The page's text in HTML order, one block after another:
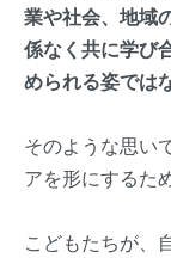
業や社会、地域
係なく共に学び
められる姿では
そのような思い
アを形にするた
こどもたちが、